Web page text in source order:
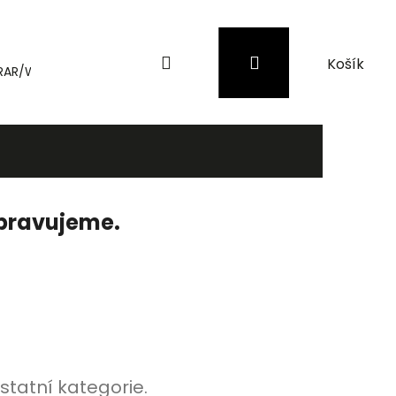
WinRAR Záložní zdroje (UPS) a přepěťové
PřihlášeníNákupní
košík
kategorie.